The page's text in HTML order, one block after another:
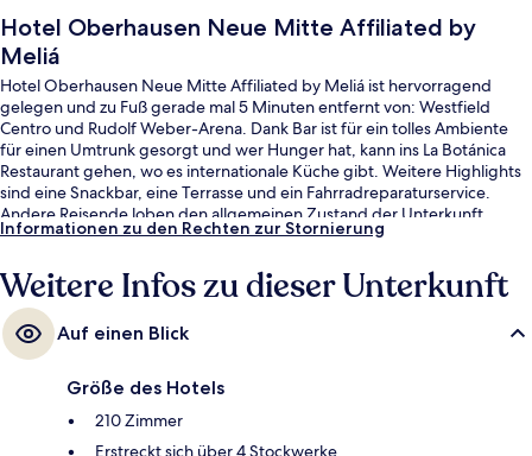
Hotel Oberhausen Neue Mitte Affiliated by
Meliá
Hotel Oberhausen Neue Mitte Affiliated by Meliá ist hervorragend
gelegen und zu Fuß gerade mal 5 Minuten entfernt von: Westfield
Centro und Rudolf Weber-Arena. Dank Bar ist für ein tolles Ambiente
für einen Umtrunk gesorgt und wer Hunger hat, kann ins La Botánica
Restaurant gehen, wo es internationale Küche gibt. Weitere Highlights
sind eine Snackbar, eine Terrasse und ein Fahrradreparaturservice.
Andere Reisende loben den allgemeinen Zustand der Unterkunft.
Informationen zu den Rechten zur Stornierung
Weitere Infos zu dieser Unterkunft
Auf einen Blick
Größe des Hotels
210 Zimmer
Erstreckt sich über 4 Stockwerke